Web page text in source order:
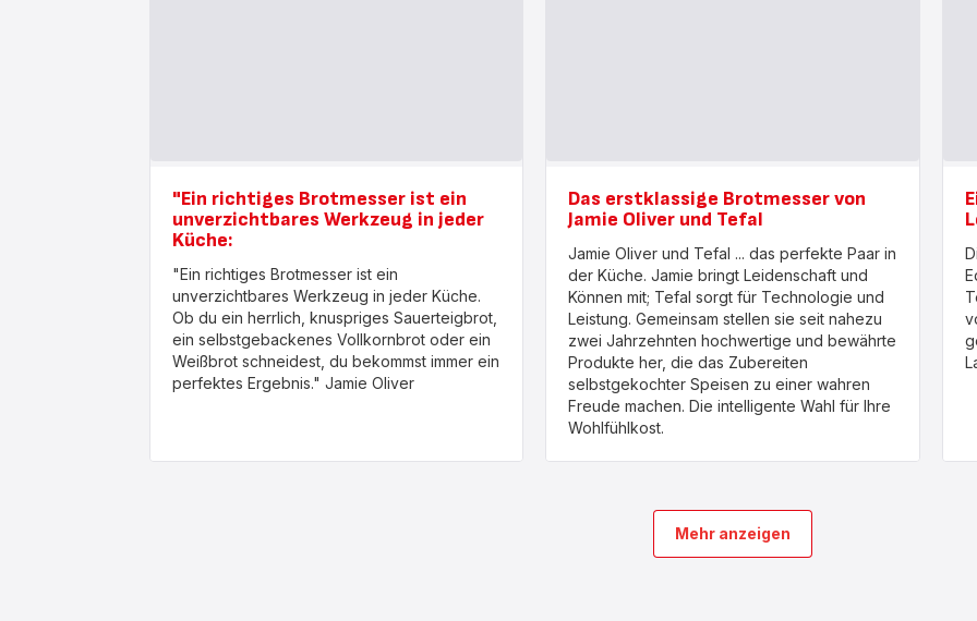
"Ein richtiges Brotmesser ist ein
unverzichtbares Werkzeug in jeder
Küche:
"Ein richtiges Brotmesser ist ein
unverzichtbares Werkzeug in jeder Küche.
Ob du ein herrlich, knuspriges Sauerteigbrot,
ein selbstgebackenes Vollkornbrot oder ein
Weißbrot schneidest, du bekommst immer ein
perfektes Ergebnis." Jamie Oliver
Das erstklassige Brotmesser von
Jamie Oliver und Tefal
Jamie Oliver und Tefal ... das perfekte Paar in
der Küche. Jamie bringt Leidenschaft und
Können mit; Tefal sorgt für Technologie und
Leistung. Gemeinsam stellen sie seit nahezu
zwei Jahrzehnten hochwertige und bewährte
Produkte her, die das Zubereiten
selbstgekochter Speisen zu einer wahren
Freude machen. Die intelligente Wahl für Ihre
Wohlfühlkost.
Mehr anzeigen